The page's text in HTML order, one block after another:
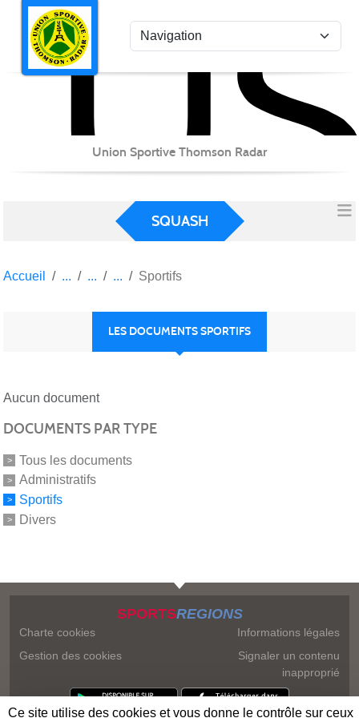
Union Sportive Thomson Radar
SQUASH
Accueil Sportifs
LES DOCUMENTS SPORTIFS
Aucun document
DOCUMENTS PAR TYPE
Tous les documents
Administratifs
Sportifs
Divers
SPORTSREGIONS
Charte cookies
Gestion des cookies
Informations légales
Signaler un contenu
inapproprié
Panneau de gestion des cookies
Ce site utilise des cookies et vous donne le contrôle sur ceux